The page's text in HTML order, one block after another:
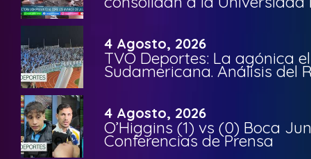
4 Agosto, 2026
TVO Deportes: La agónica
Sudamericana. Análisis del
4 Agosto, 2026
O’Higgins (1) vs (0) Boca
Conferencias de Prensa